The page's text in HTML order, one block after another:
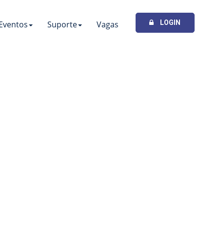
Suporte Vagas LOGIN